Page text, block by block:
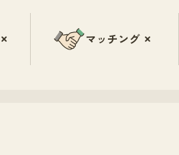
マッチング